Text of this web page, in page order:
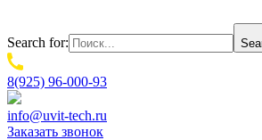
Search for:
8(925) 96-000-93
info@uvit-tech.ru
Заказать звонок